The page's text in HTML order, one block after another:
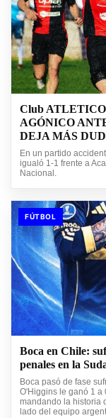
Club
AGÓNICO
DEJA MÁS
En un partido
igualó 1-1 frente a
Nacional.
FÚTBOL
Boca en Chile:
penales en la
Boca pasó de fase
O'Higgins le ganó 1 a
mandando la historia
lado del equipo